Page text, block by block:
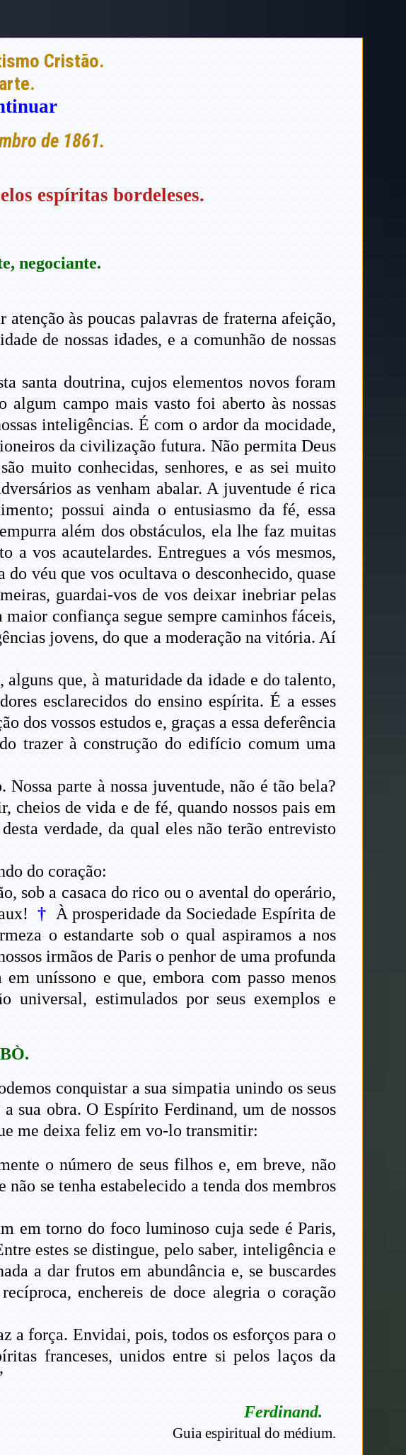
Cristão.
de 1861.
espíritas bordeleses.
negociante.
às poucas palavras de fraterna afeição,
de nossas idades, e a comunhão de nossas
santa doutrina, cujos elementos novos foram
campo mais vasto foi aberto às nossas
inteligências. É com o ardor da mocidade,
da civilização futura. Não permita Deus
muito conhecidas, senhores, e as sei muito
as venham abalar. A juventude é rica
possui ainda o entusiasmo da fé, essa
além dos obstáculos, ela lhe faz muitas
a vos acautelardes. Entregues a vós mesmos,
véu que vos ocultava o desconhecido, quase
guardai-vos de vos deixar inebriar pelas
confiança segue sempre caminhos fáceis,
jovens, do que a moderação na vitória. Aí
que, à maturidade da idade e do talento,
esclarecidos do ensino espírita. É a esses
dos vossos estudos e, graças a essa deferência
trazer à construção do edifício comum uma
parte à nossa juventude, não é tão bela?
cheios de vida e de fé, quando nossos pais em
verdade, da qual eles não terão entrevisto
do coração:
sob a casaca do rico ou o avental do operário,
†
À prosperidade da Sociedade Espírita de
o estandarte sob o qual aspiramos a nos
irmãos de Paris o penhor de uma profunda
uníssono e que, embora com passo menos
universal, estimulados por seus exemplos e
conquistar a sua simpatia unindo os seus
sua obra. O Espírito Ferdinand, um de nossos
me deixa feliz em vo-lo transmitir:
o número de seus filhos e, em breve, não
se tenha estabelecido a tenda dos membros
em torno do foco luminoso cuja sede é Paris,
estes se distingue, pelo saber, inteligência e
a dar frutos em abundância e, se buscardes
enchereis de doce alegria o coração
a força. Envidai, pois, todos os esforços para o
franceses, unidos entre si pelos laços da
Ferdinand.
Guia espiritual do médium.